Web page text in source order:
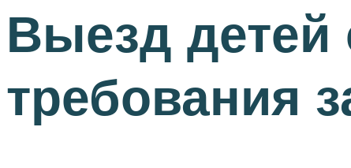
Выезд детей
требования